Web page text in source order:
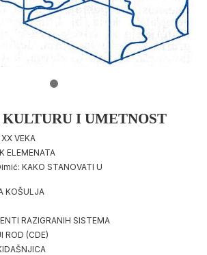
KULTURU I UMETNOST
VEKA
ELEMENATA
KAKO STANOVATI U
KOŠULJA
RAZIGRANIH SISTEMA
ROD (CDE)